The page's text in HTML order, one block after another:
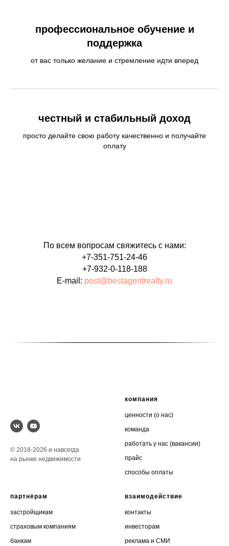
профессиональное обучение и
поддержка
от вас только желание и стремление идти вперед
честный и стабильный доход
просто делайте свою работу качественно и получайте
оплату
По всем вопросам свяжитесь с нами:
+7-351-751-24-46
+7-932-0-118-188
E-mail: post@bestagentrealty.ru
© 2018-2026 и навсегда
на рынке недвижимости
компания
ценности (о нас)
команда
работать у нас (вакансии)
прайс
способы оплаты
партнёрам
застройщикам
страховым компаниям
банкам
взаимодействие
контакты
инвесторам
реклама и СМИ